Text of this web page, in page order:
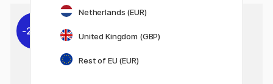
20%
Netherlands (EUR)
United Kingdom (GBP)
Rest of EU (EUR)